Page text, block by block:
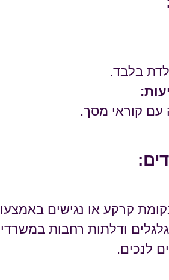
בלבד.
קוראי מסך.
קרקע או נגישים
ודלתות רחבות
לנכים.